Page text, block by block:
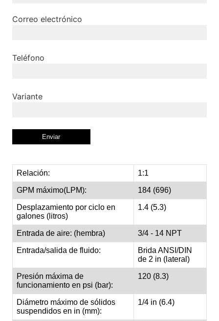
Correo electrónico
Teléfono
Variante
Relación: 1:1
GPM máximo(LPM): 184 (696)
Desplazamiento por ciclo en
galones (litros)
1.4 (5.3)
Entrada de aire: (hembra) 3/4 - 14 NPT
Entrada/salida de fluido:
Brida ANSI/DIN
de 2 in (lateral)
Presión máxima de
funcionamiento en psi (bar):
120 (8.3)
Diámetro máximo de sólidos
suspendidos en in (mm):
1/4 in (6.4)